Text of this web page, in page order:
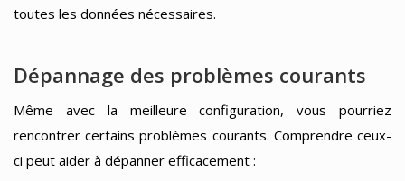
toutes les données nécessaires.
Dépannage des problèmes courants
Même avec la meilleure configuration, vous pourriez
rencontrer certains problèmes courants. Comprendre ceux-
ci peut aider à dépanner efficacement :